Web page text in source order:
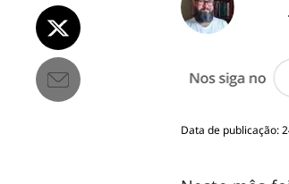
Data de publicação: